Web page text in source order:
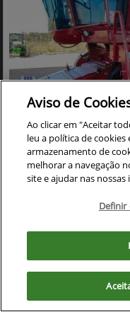
Co
mp
arti
lhe COLHEITADEIRA
PLATAFORMA
0 km
concorda com nossas
Aviso de
Ao clicar em "Aceitar
leu a política de cookies
armazenamento de
melhorar a navegação
site e ajudar nas
Definir